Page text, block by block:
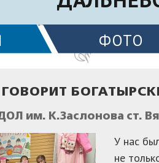
ФОТО
им. К.Заслонова ст.
У нас
не